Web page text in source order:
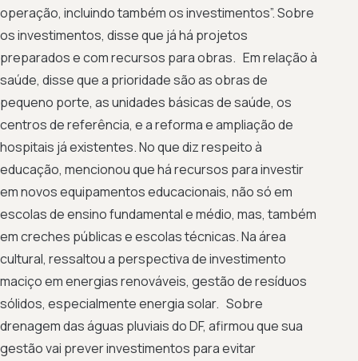
operação, incluindo também os investimentos”. Sobre
os investimentos, disse que já há projetos
preparados e com recursos para obras. Em relação à
saúde, disse que a prioridade são as obras de
pequeno porte, as unidades básicas de saúde, os
centros de referência, e a reforma e ampliação de
hospitais já existentes. No que diz respeito à
educação, mencionou que há recursos para investir
em novos equipamentos educacionais, não só em
escolas de ensino fundamental e médio, mas, também
em creches públicas e escolas técnicas. Na área
cultural, ressaltou a perspectiva de investimento
maciço em energias renováveis, gestão de resíduos
sólidos, especialmente energia solar. Sobre
drenagem das águas pluviais do DF, afirmou que sua
gestão vai prever investimentos para evitar